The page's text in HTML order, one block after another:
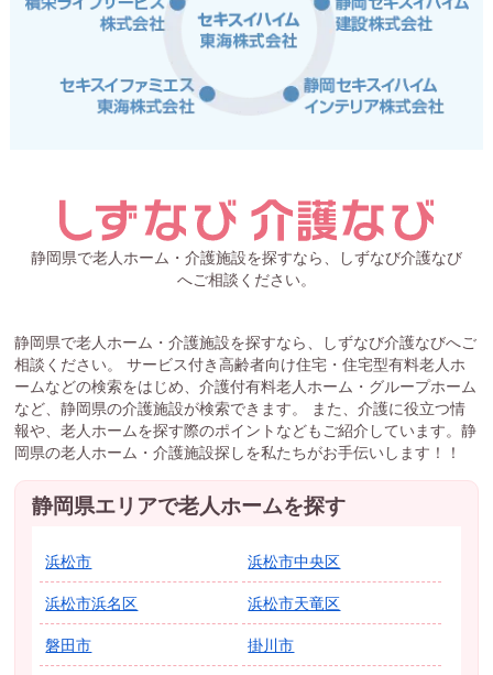
静岡県で老人ホーム・介護施設を探すなら、しずなび介護なび
へご相談ください。
静岡県で老人ホーム・介護施設を探すなら、しずなび介護なびへご
相談ください。 サービス付き高齢者向け住宅・住宅型有料老人ホ
ームなどの検索をはじめ、介護付有料老人ホーム・グループホーム
など、静岡県の介護施設が検索できます。 また、介護に役立つ情
報や、老人ホームを探す際のポイントなどもご紹介しています。静
岡県の老人ホーム・介護施設探しを私たちがお手伝いします！！
静岡県エリアで老人ホームを探す
浜松市 浜松市中央区
浜松市浜名区 浜松市天竜区
磐田市 掛川市